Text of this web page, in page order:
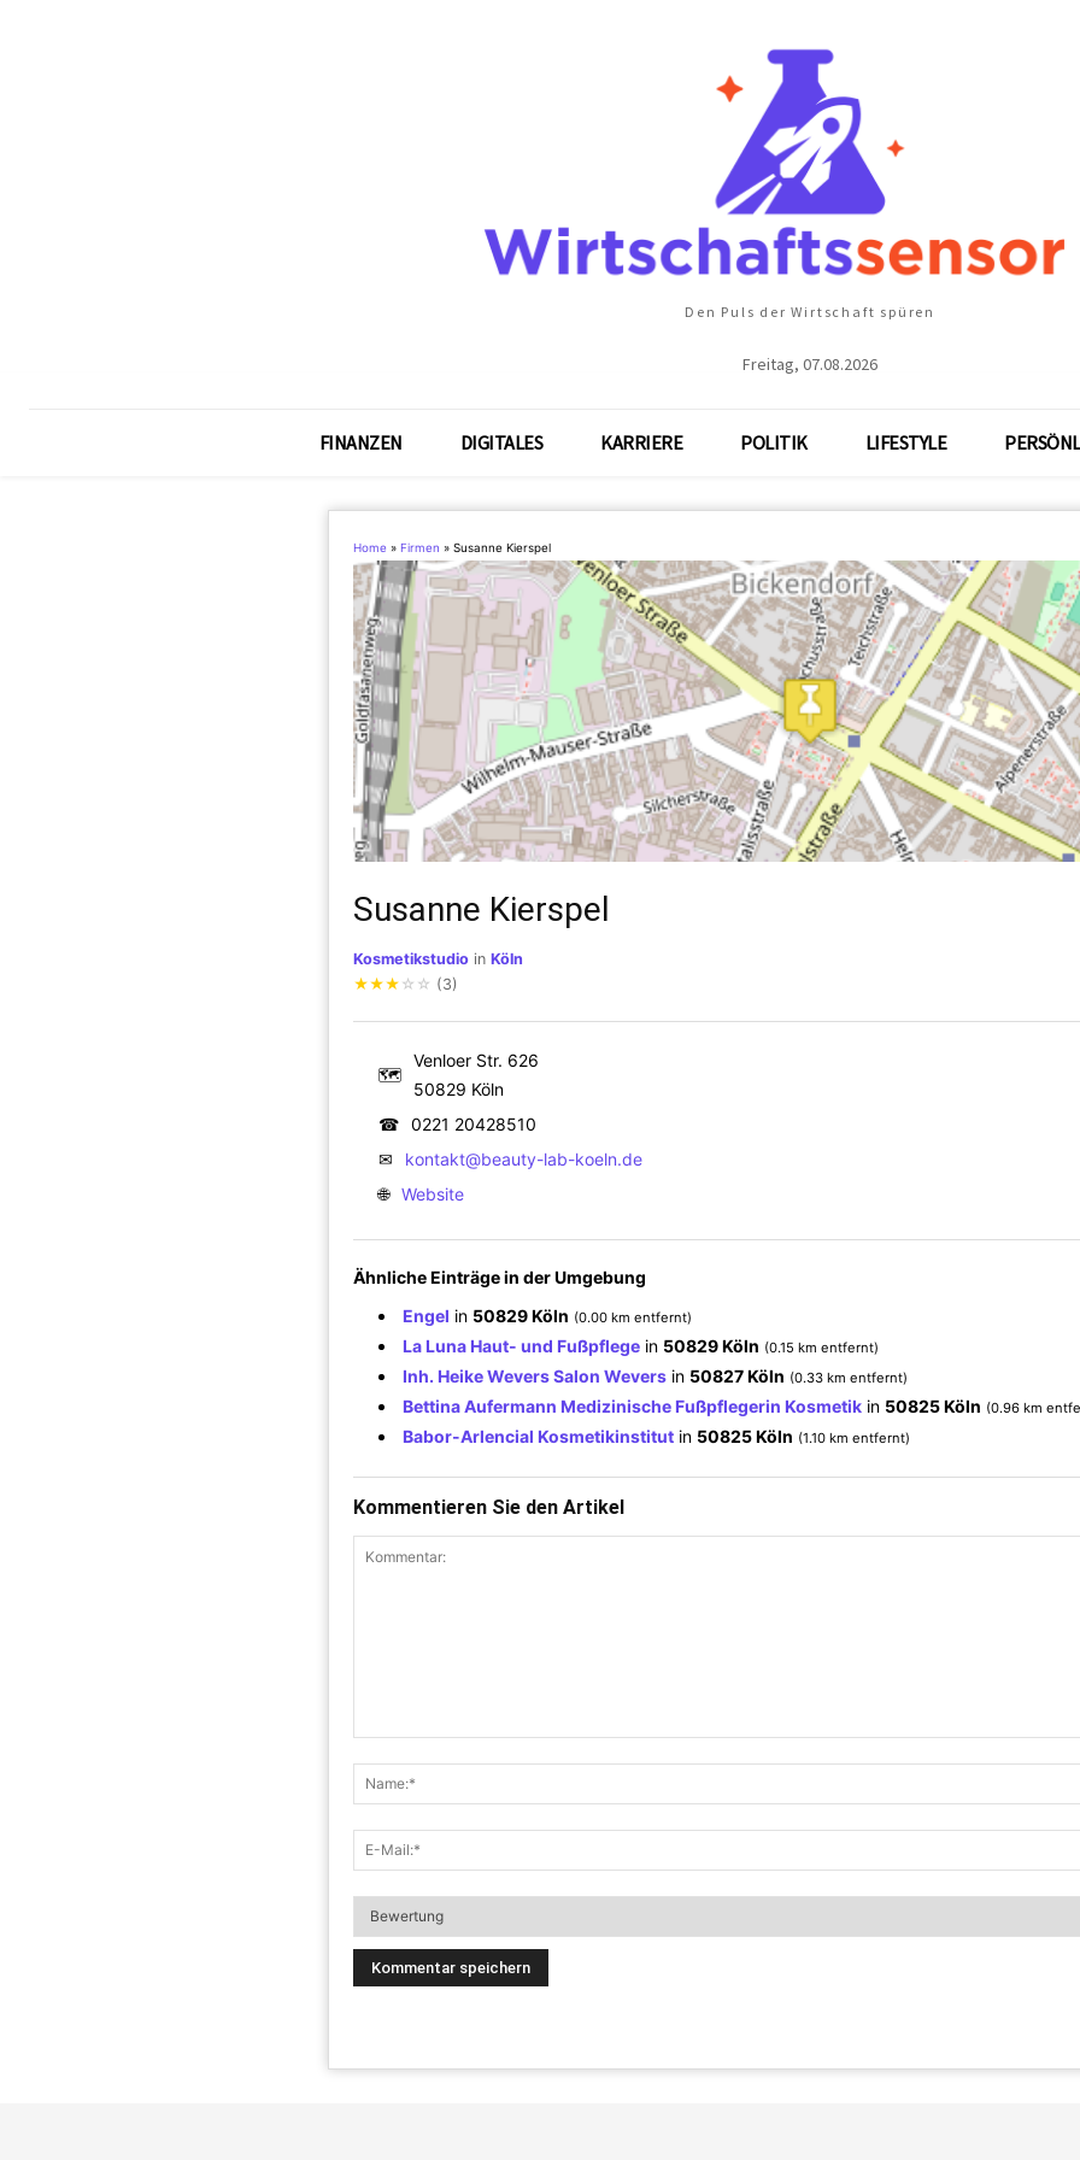
Den Puls der Wirtschaft spüren
Freitag, 07.08.2026
FINANZEN DIGITALES KARRIERE POLITIK LIFESTYLE
Home » Firmen » Susanne Kierspel
Susanne Kierspel
Kosmetikstudio in Köln
★★★ ☆ ☆ (3)
🗺
Venloer Str. 626
50829 Köln
☎ 0221 20428510
✉
kontakt@beauty-lab-koeln.de
🌐 Website
Ähnliche Einträge in der Umgebung
Engel in 50829 Köln (0.00 km entfernt)
La Luna Haut- und Fußpflege in 50829 Köln (0.15 km entfernt)
Inh. Heike Wevers Salon Wevers in 50827 Köln (0.33 km entfernt)
Bettina Aufermann Medizinische Fußpflegerin Kosmetik in 50825 Köln (0.96 km
Babor-Arlencial Kosmetikinstitut in 50825 Köln (1.10 km entfernt)
Kommentieren Sie den Artikel